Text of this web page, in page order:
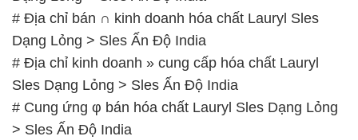
# Địa chỉ bán ∩ kinh doanh hóa chất Lauryl Sles
Dạng Lỏng > Sles Ấn Độ India
# Địa chỉ kinh doanh » cung cấp hóa chất Lauryl
Sles Dạng Lỏng > Sles Ấn Độ India
# Cung ứng φ bán hóa chất Lauryl Sles Dạng Lỏng
> Sles Ấn Độ India